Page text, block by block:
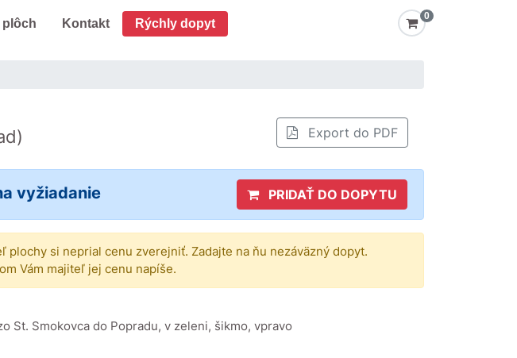
plôch Kontakt Rýchly dopyt
0
Export do PDF
vyžiadanie PRIDAŤ DO DOPYTU
plochy si neprial cenu zverejniť. Zadajte na ňu nezáväzný dopyt.
Vám majiteľ jej cenu napíše.
St. Smokovca do Popradu, v zeleni, šikmo, vpravo